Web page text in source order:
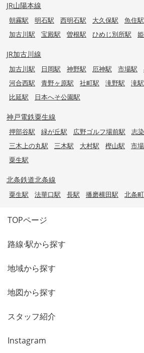
JR山陽本線
朝霧駅 明石駅 西明石駅 大久保駅 魚住駅
加古川駅
宝殿駅 曽根駅 ひめじ別所駅
JR加古川線
加古川駅 日岡駅 神野駅 厄神駅 市場駅
河合西駅
青野ヶ原駅 社町駅 滝野駅 滝駅
比延駅
日本へそ公園駅
神戸電鉄粟生線
押部谷駅 緑が丘駅 広野ゴルフ場前駅 志
三木上の丸駅
三木駅 大村駅 樫山駅 市
粟生駅
北条鉄道北条線
粟生駅 法華口駅 長駅 播磨横田駅 北条
TOPページ
路線·駅から探す
地域から探す
地図から探す
スタッフ紹介
Instagram